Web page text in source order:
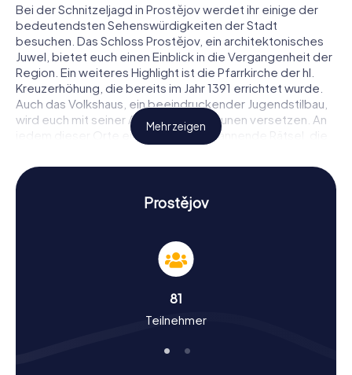
Bei der Schnitzeljagd in Prostějov werdet ihr einige der
bedeutendsten Sehenswürdigkeiten der Stadt
besuchen. Das Schloss Prostějov, ein architektonisches
Juwel, bietet euch einen Einblick in die Vergangenheit der
Region. Ein weiteres Highlight ist die Pfarrkirche der hl.
Kreuzerhöhung, die bereits im Jahr 1391 errichtet wurde.
Auch das Volkshaus, ein beeindruckender Jugendstilbau,
wird euch mit seiner Architektur in Staunen versetzen. An
jedem dieser Orte erwarten euch spannende Rätsel, die
Schnitzeljagd in Prostějov freizuschalten.
Geschichte und Kultur bei der Schnitzeljagd in
Während eurer Schnitzeljagd in Prostějov werdet ihr nicht
nur Sehenswürdigkeiten erkunden, sondern auch viel über
die Geschichte und Kultur der Stadt lernen. Prostějov
die bis ins 12. Jahrhundert reicht. Die Stadt war einst ein
bedeutendes Zentrum der Tuchmacherei und ist heute
dass Prostějov auch als "Hannakisches Jerusalem" bekannt
Mehr zeigen
Prostějov
81
Teilnehmer